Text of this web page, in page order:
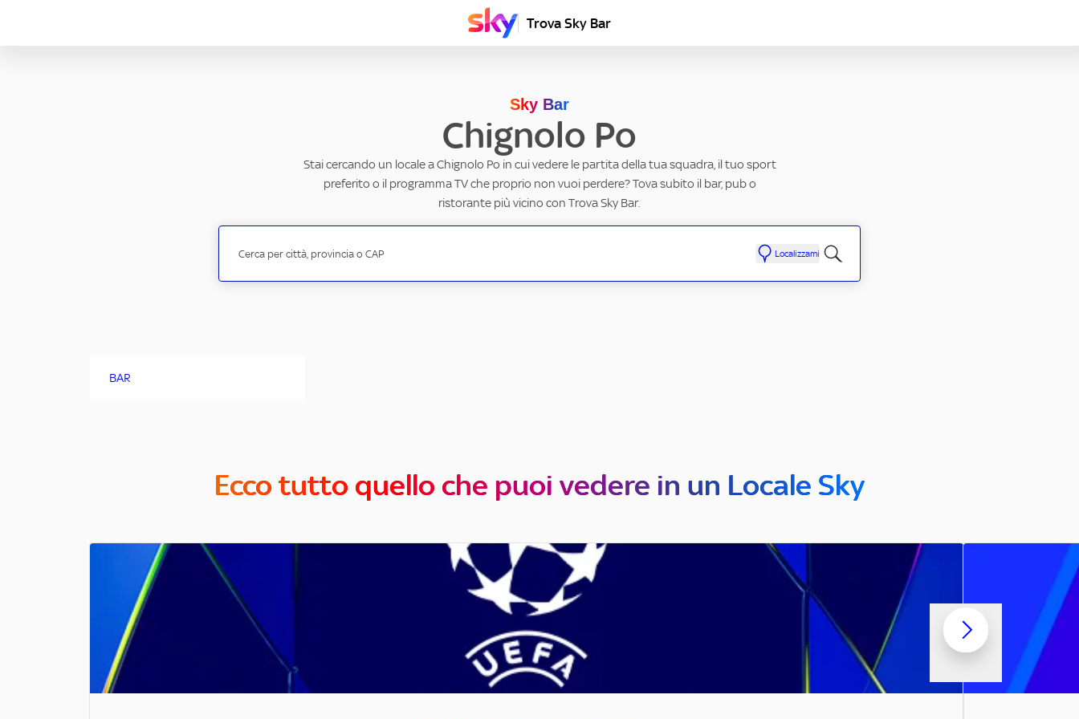
Trova Sky Bar
Sky Bar
Chignolo Po
Stai cercando un locale a Chignolo Po in cui vedere le partita della tua squadra, il tuo sport
preferito o il programma TV che proprio non vuoi perdere? Tova subito il bar, pub o
ristorante più vicino con Trova Sky Bar.
Localizzami
BAR
Ecco tutto quello che puoi vedere in un Locale Sky